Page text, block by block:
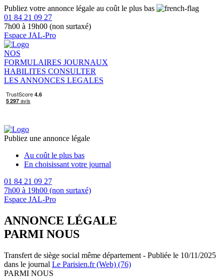
Publiez votre annonce légale au coût le plus bas
01 84 21 09 27
7h00 à 19h00 (non surtaxé)
Espace JAL-Pro
NOS
FORMULAIRES JOURNAUX
HABILITES CONSULTER
LES ANNONCES LEGALES
Publiez une annonce légale
Au coût le plus bas
En choisissant votre journal
01 84 21 09 27
7h00 à 19h00 (non surtaxé)
Espace JAL-Pro
ANNONCE LÉGALE
PARMI NOUS
Transfert de siège social même département - Publiée le 10/11/2025
dans le journal Le Parisien.fr (Web) (76)
PARMI NOUS